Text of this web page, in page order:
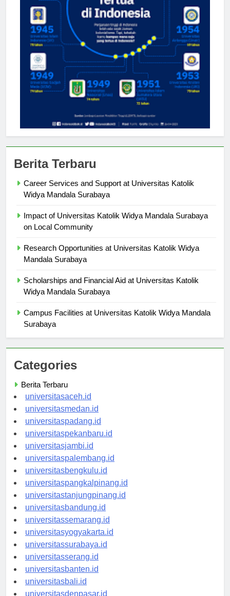
Career Services and Support at Universitas Katolik
Impact of Universitas Katolik Widya Mandala Surabaya
Research Opportunities at Universitas Katolik Widya
Scholarships and Financial Aid at Universitas Katolik
Campus Facilities at Universitas Katolik Widya Mandala
Categories
Berita Terbaru
universitasaceh.id
universitasmedan.id
universitaspadang.id
universitaspekanbaru.id
universitasjambi.id
universitaspalembang.id
universitasbengkulu.id
universitaspangkalpinang.id
universitastanjungpinang.id
universitasbandung.id
universitassemarang.id
universitasyogyakarta.id
universitassurabaya.id
universitasserang.id
universitasbanten.id
universitasbali.id